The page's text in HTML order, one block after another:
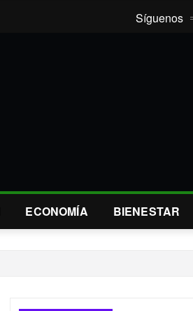
Síguenos
ECONOMÍA BIENESTAR